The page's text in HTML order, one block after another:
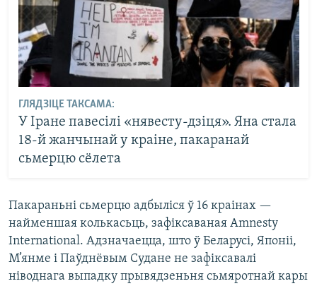
ГЛЯДЗІЦЕ ТАКСАМА:
У Іране павесілі «нявесту-дзіця». Яна стала
18-й жанчынай у краіне, пакаранай
сьмерцю сёлета
Пакараньні сьмерцю адбыліся ў 16 краінах —
найменшая колькасьць, зафіксаваная Amnesty
International. Адзначаецца, што ў Беларусі, Японіі,
М’янме і Паўднёвым Судане не зафіксавалі
ніводнага выпадку прывядзеньня сьмяротнай кары